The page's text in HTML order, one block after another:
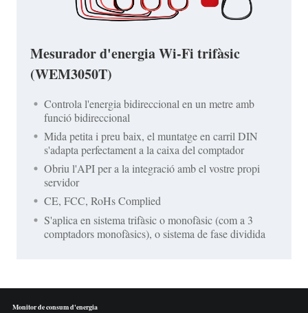
Mesurador d'energia Wi-Fi trifàsic
(WEM3050T)
Controla l'energia bidireccional en un metre amb
funció bidireccional
Mida petita i preu baix, el muntatge en carril DIN
s'adapta perfectament a la caixa del comptador
Obriu l'API per a la integració amb el vostre propi
servidor
CE, FCC, RoHs Complied
S'aplica en sistema trifàsic o monofàsic (com a 3
comptadors monofàsics), o sistema de fase dividida
Monitor de consum d'energia